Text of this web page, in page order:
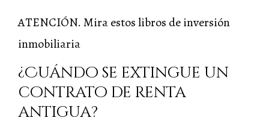
ATENCIÓN. Mira estos libros de inversión
inmobiliaria
¿Cuándo se extingue un
contrato de renta
antigua?